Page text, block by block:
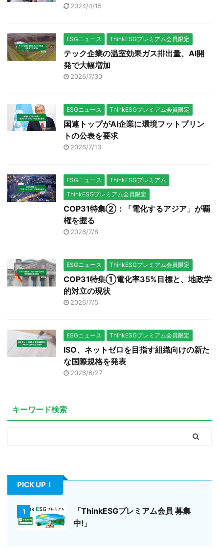
2024/4/15
ESGニュース ThinkESGプレミアム会員限定
テック企業の温室効果ガス排出量、AI開
発で大幅増加
2026/7/30
ESGニュース ThinkESGプレミアム会員限定
国連トップがAI企業に環境フットプリン
トの公表を要求
2026/7/13
ESGニュース
ThinkESGプレミアム
ThinkESGプレミアム会員限定
COP31特集②：「電化するアジア」が覇
権を握る
2026/7/8
ESGニュース ThinkESGプレミアム会員限定
COP31特集①電化率35%目標と、地政学
的対立の現状
2026/7/5
ESGニュース ThinkESGプレミアム会員限定
ISO、ネットゼロを目指す組織向けの新た
な国際規格を発表
2026/6/27
キーワード検索
PICK UP！
1
「ThinkESGプレミアム会員 募集
中!」